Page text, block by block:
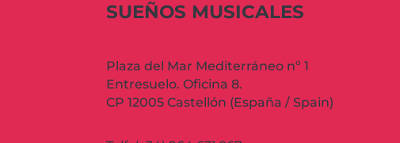
SUEÑOS MUSICALES
Plaza del Mar Mediterráneo nº 1
Entresuelo. Oficina 8.
CP 12005 Castellón (España / Spain)